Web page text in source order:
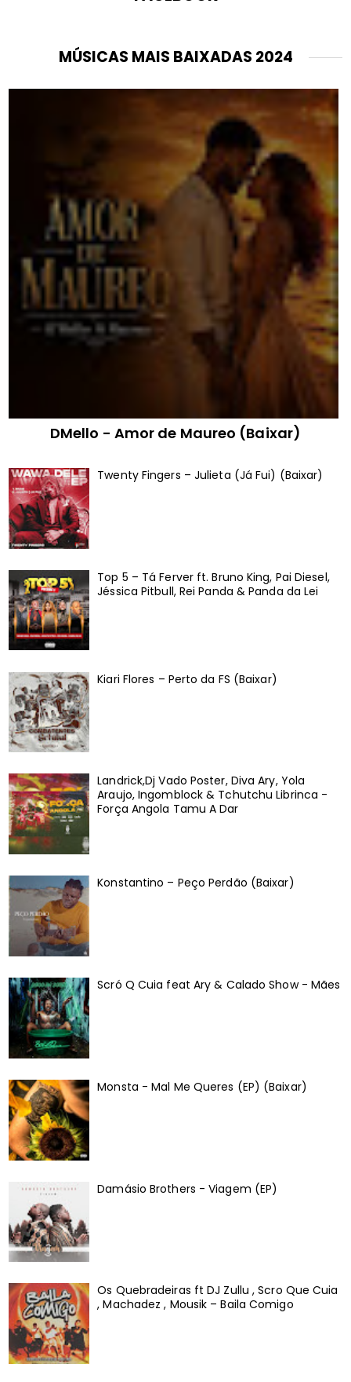
MÚSICAS MAIS BAIXADAS 2024
DMello - Amor de Maureo (Baixar)
Twenty Fingers – Julieta (Já Fui) (Baixar)
Top 5 – Tá Ferver ft. Bruno King, Pai Diesel,
Jéssica Pitbull, Rei Panda & Panda da Lei
Kiari Flores – Perto da FS (Baixar)
Landrick,Dj Vado Poster, Diva Ary, Yola
Araujo, Ingomblock & Tchutchu Librinca -
Força Angola Tamu A Dar
Konstantino – Peço Perdão (Baixar)
Scró Q Cuia feat Ary & Calado Show - Mães
Monsta - Mal Me Queres (EP) (Baixar)
Damásio Brothers - Viagem (EP)
Os Quebradeiras ft DJ Zullu , Scro Que Cuia
, Machadez , Mousik – Baila Comigo